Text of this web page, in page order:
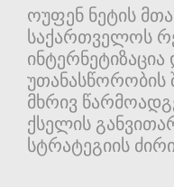
ოუფენ ნეტის
საქართველოს
უთანასწორობის
მხრივ
ქსელის
სტრატეგიის